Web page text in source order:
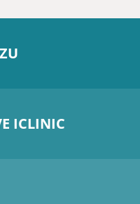
ICLINIC